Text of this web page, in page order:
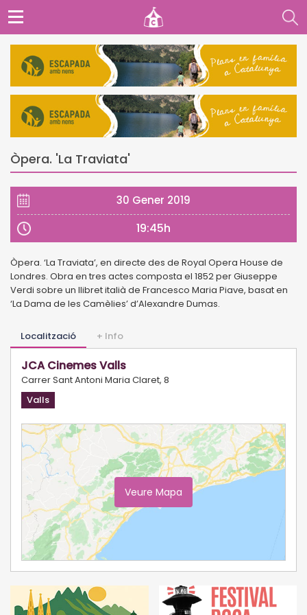
Òpera. 'La Traviata'
30 Gener 2019
19:45h
Òpera. ‘La Traviata’, en directe des de Royal Opera House de
Londres. Obra en tres actes composta el 1852 per Giuseppe
Verdi sobre un llibret italià de Francesco Maria Piave, basat en
‘La Dama de les Camèlies’ d’Alexandre Dumas.
Localització + Info
JCA Cinemes Valls
Carrer Sant Antoni Maria Claret, 8
Valls
Veure Mapa